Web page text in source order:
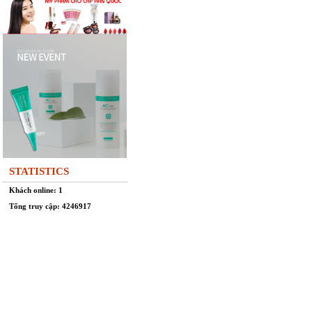
STATISTICS
Khách online: 1
Tổng truy cập: 4246917